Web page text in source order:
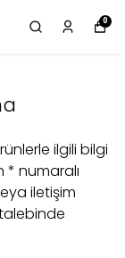
0
ilgili bilgi
* numaralı
iletişim